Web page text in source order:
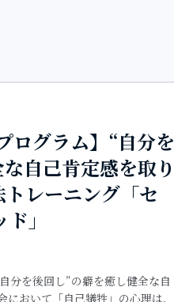
ログラム】“自分を
自己肯定感を取り
レーニング「セ
」
分を後回し”の癖を癒し健全な自
おいて「自己犠牲」の心理は、